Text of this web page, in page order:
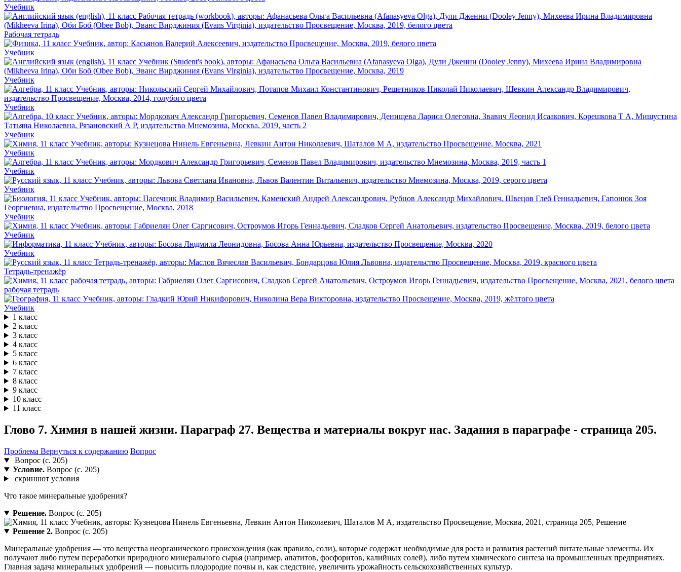
Учебник
Рабочая тетрадь
Учебник
Учебник
Учебник
Учебник
Учебник
Учебник
Учебник
Учебник
Учебник
Учебник
Тетрадь-тренажёр
рабочая тетрадь
Учебник
1 класс
2 класс
3 класс
4 класс
5 класс
6 класс
7 класс
8 класс
9 класс
10 класс
11 класс
Глово 7. Химия в нашей жизни. Параграф 27. Вещества и материалы вокруг нас. Задания в параграфе - страница 205.
Проблема Вернуться к содержанию Вопрос
Вопрос (с. 205)
Условие.Вопрос (с. 205)
скриншот условия
Что такое минеральные удобрения?
Решение.Вопрос (с. 205)
Решение 2.Вопрос (с. 205)
Минеральные удобрения — это вещества неорганического происхождения (как правило, соли), которые содержат необходимые для роста и развития растений питательные элементы. Их
получают либо путем переработки природного минерального сырья (например, апатитов, фосфоритов, калийных солей), либо путем химического синтеза на промышленных предприятиях.
Главная задача минеральных удобрений — повысить плодородие почвы и, как следствие, увеличить урожайность сельскохозяйственных культур.